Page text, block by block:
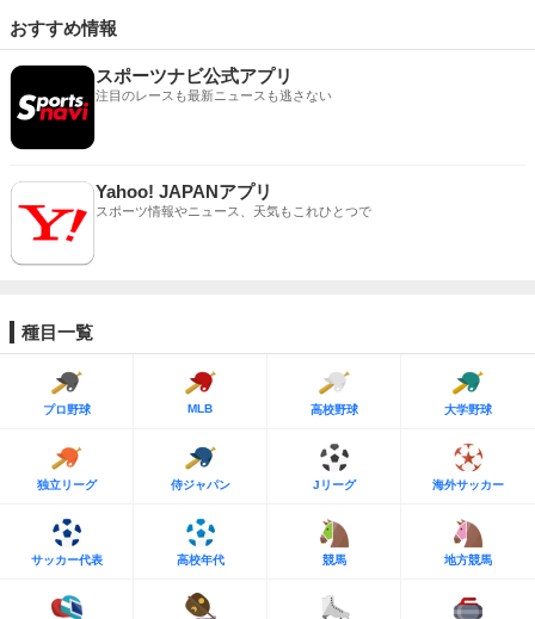
おすすめ情報
スポーツナビ公式アプリ
注目のレースも最新ニュースも逃さない
Yahoo! JAPANアプリ
スポーツ情報やニュース、天気もこれひとつで
種目一覧
プロ野球 MLB 高校野球 大学野球
独立リーグ 侍ジャパン Jリーグ 海外サッカー
サッカー代表 高校年代 競馬 地方競馬